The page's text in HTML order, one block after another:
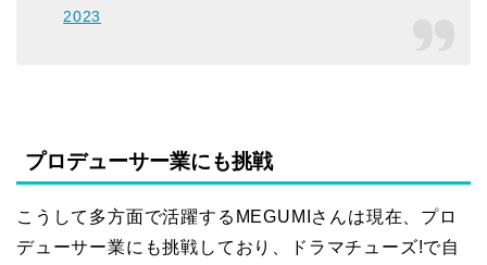
2023
プロデューサー業にも挑戦
こうして多方面で活躍するMEGUMIさんは現在、プロ
デューサー業にも挑戦しており、ドラマチューズ!で自